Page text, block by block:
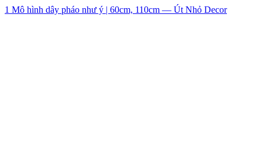
1 Mô hình dây pháo như ý | 60cm, 110cm — Út Nhỏ Decor